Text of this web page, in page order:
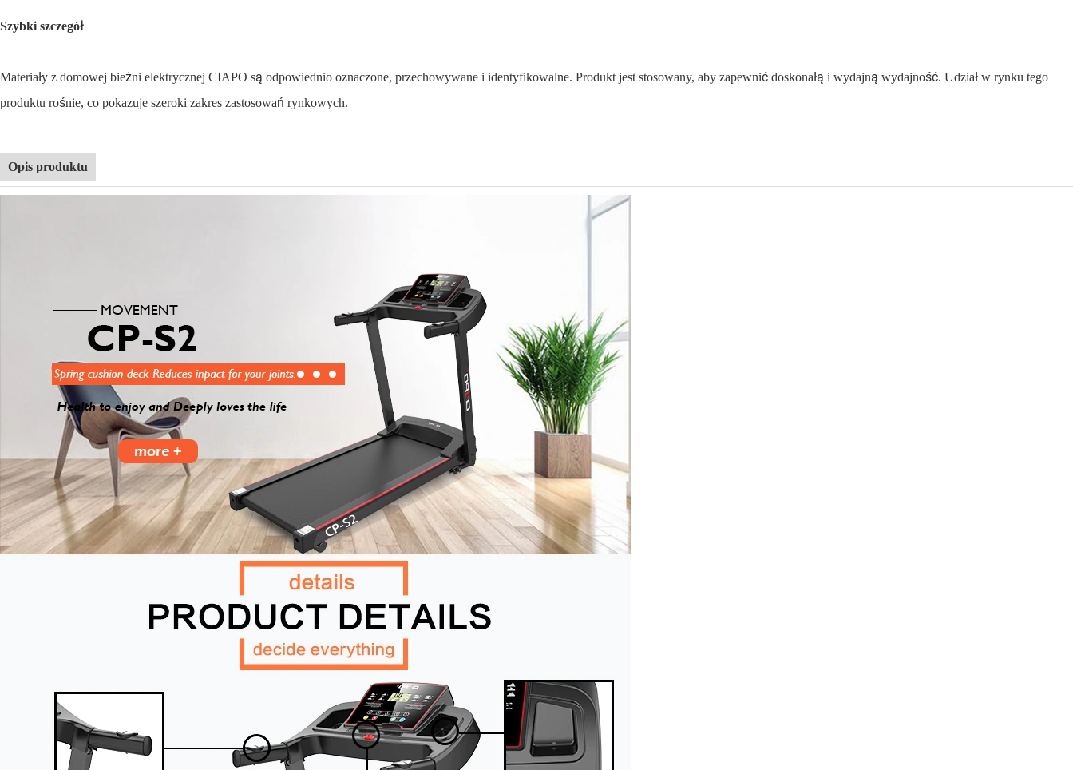
Szybki szczegół
Materiały z domowej bieżni elektrycznej CIAPO są odpowiednio oznaczone, przechowywane i identyfikowalne. Produkt jest stosowany, aby zapewnić doskonałą i wydajną wydajność. Udział w rynku tego
produktu rośnie, co pokazuje szeroki zakres zastosowań rynkowych.
Opis produktu